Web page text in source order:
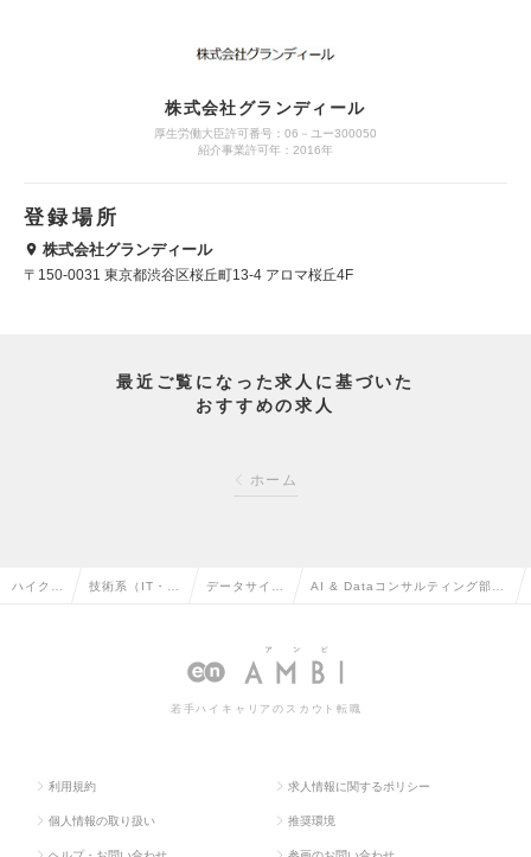
株式会社グランディール
厚生労働大臣許可番号：06－ユー300050
紹介事業許可年：2016年
登録場所
株式会社グランディール
〒150-0031 東京都渋谷区桜丘町13-4 アロマ桜丘4F
最近ご覧になった求人に基づいた
おすすめの求人
ホーム
ハイクラ 技術系（IT・W データサイエ
転職
AI & Dataコンサルティング部：
の求人情報
若手ハイキャリアのスカウト転職
利用規約 求人情報に関するポリシー
個人情報の取り扱い 推奨環境